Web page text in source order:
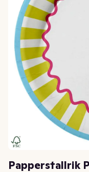
Papperstallrik